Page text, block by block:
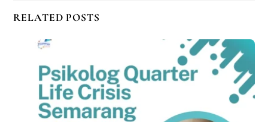
RELATED POSTS